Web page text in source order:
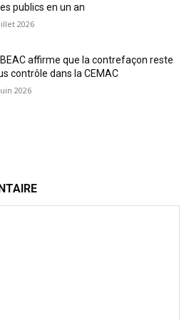
publics en un an
2026
BEAC affirme que la contrefaçon reste
contrôle dans la CEMAC
2026